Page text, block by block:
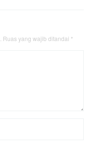
Ruas yang wajib ditandai *